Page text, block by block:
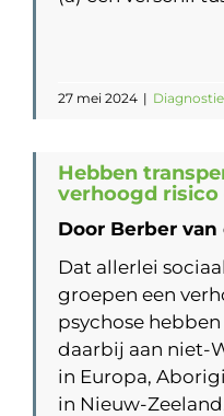
27 mei 2024 |
Hebben
verhoogd risico
Door Berber
Dat allerlei
groepen een
psychose
daarbij aan niet-
in Europa,
in Nieuw-